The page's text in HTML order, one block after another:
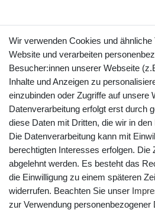
YouTube
Wir verwenden Cookies und ähnliche
Website und verarbeiten
Besucher:innen unserer Webseite
Inhalte und Anzeigen zu
einzubinden oder Zugriffe auf unsere
Datenverarbeitung erfolgt erst durch
diese Daten mit Dritten, die wir in
Die Datenverarbeitung kann mit
berechtigten Interesses erfolgen. Die
abgelehnt werden. Es besteht das
die Einwilligung zu einem späteren
widerrufen. Beachten Sie unser
zur Verwendung personenbezogener